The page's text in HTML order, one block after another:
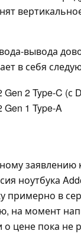
вывода
в себя
2 Type-C (с
1 Type-A
заявлению
ноутбука
примерно в
на момент
о цене пока не